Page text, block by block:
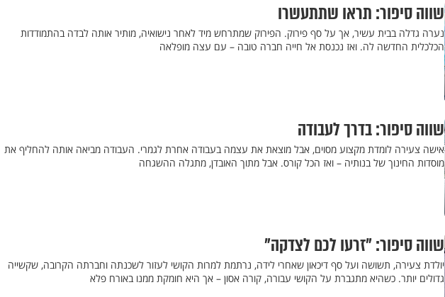
שווה סיפור: תראו שתתעשרו
נערה גדלה בבית עשיר, אך על סף פירוק. הפירוק שמתרחש מיד לאחר נישואיה, מותיר אותה לבדה בהתמודדות
הכלכלית החדשה לה. ואז נכנסת אל חייה חברה טובה – עם עצה מופלאה
שווה סיפור: בדרך לעבודה
אישה צעירה לומדת מקצוע מסוים, אבל מוצאת את עצמה בעבודה אחרת לגמרי. העבודה מביאה אותה להחליף את
מוסדות החינוך של בנותיה – ואז הכל קורס. אבל מתוך האובדן, מתגלה ההשגחה
שווה סיפור: "זרעו לכם לצדקה"
יולדת צעירה, תשושה ועל סף דיכאון שאחרי לידה, נרתמת למרות הקושי לעזור לשכנתה וחברתה הקרובה, שקשייה
גדולים יותר. כשהיא מתגברת על הקושי עבורה, קורה אסון – אך היא חומקת ממנו באורח פלא